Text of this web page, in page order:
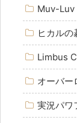
Muv-Luv
ヒカルの
Limbus
オーバー
実況パワ